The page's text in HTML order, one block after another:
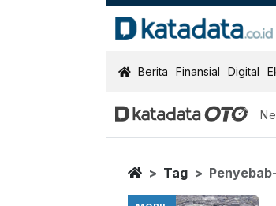
KatadataOTO
Berita Finansial Digital
Berita
Home
Tag